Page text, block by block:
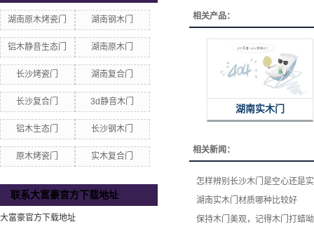
湖南原木烤瓷门 湖南钢木门
铝木静音生态门 湖南原木门
长沙烤瓷门 湖南复合门
长沙复合门 3d静音木门
铝木生态门 长沙钢木门
原木烤瓷门 实木复合门
联系大富豪官方下载地址
大富豪官方下载地址
相关产品：
湖南实木门
相关新闻：
怎样辨别长沙木门是空心还是
湖南实木门材质哪种比较好
保持木门美观，记得木门打蜡呦